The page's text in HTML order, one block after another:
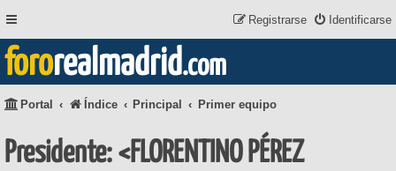
Identificarse
Registrarse
fororealmadrid.com
Portal Índice Principal Primer equipo
Presidente: <FLORENTINO PÉREZ